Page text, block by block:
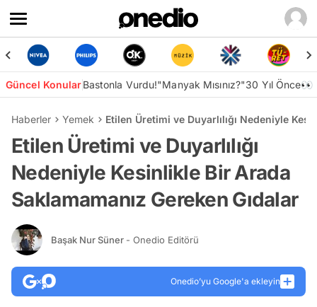
Güncel KonularBastonla Vurdu!"Manyak Mısınız?"30 Yıl Önce👀
Haberler Yemek Etilen Üretimi ve Duyarlılığı Nedeniyle
Etilen Üretimi ve Duyarlılığı
Nedeniyle Kesinlikle Bir Arada
Saklamamanız Gereken Gıdalar
Başak Nur Süner - Onedio Editörü
Onedio’yu Google'a ekleyin